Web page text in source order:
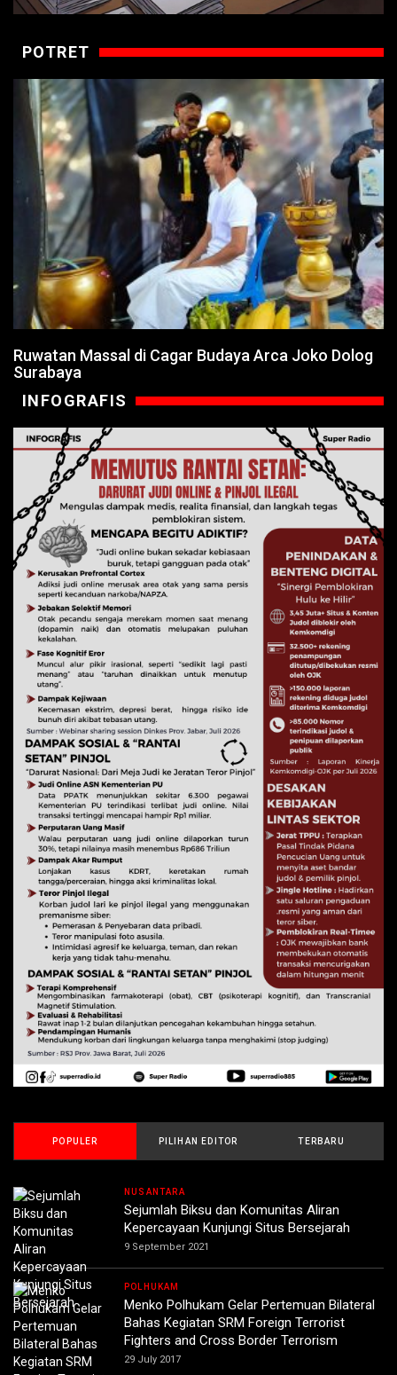
POTRET
Ruwatan Massal di Cagar Budaya Arca Joko Dolog
Surabaya
INFOGRAFIS
POPULER PILIHAN EDITOR TERBARU
NUSANTARA
Sejumlah Biksu dan Komunitas Aliran
Kepercayaan Kunjungi Situs Bersejarah
9 September 2021
POLHUKAM
Menko Polhukam Gelar Pertemuan Bilateral
Bahas Kegiatan SRM Foreign Terrorist
Fighters and Cross Border Terrorism
29 July 2017